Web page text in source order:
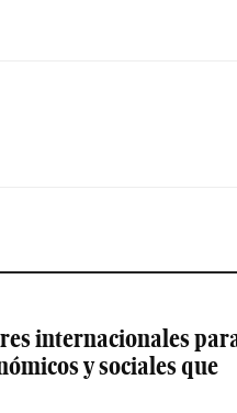
internacionales
y sociales que